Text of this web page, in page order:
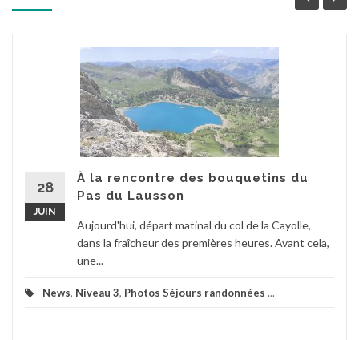
28
JUIN
À la rencontre des bouquetins du
Pas du Lausson
Aujourd'hui, départ matinal du col de la Cayolle,
dans la fraîcheur des premières heures. Avant cela,
une...
News, Niveau 3, Photos Séjours randonnées ...